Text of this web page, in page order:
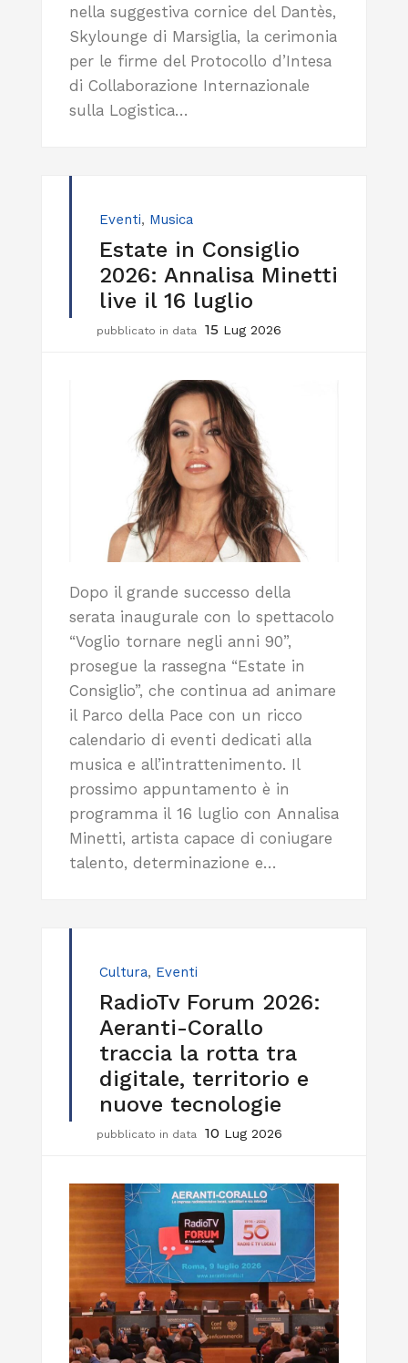
nella suggestiva cornice del Dantès,
Skylounge di Marsiglia, la cerimonia
per le firme del Protocollo d’Intesa
di Collaborazione Internazionale
sulla Logistica…
Eventi, Musica
Estate in Consiglio
2026: Annalisa Minetti
live il 16 luglio
pubblicato in data 15 Lug 2026
Dopo il grande successo della
serata inaugurale con lo spettacolo
“Voglio tornare negli anni 90”,
prosegue la rassegna “Estate in
Consiglio”, che continua ad animare
il Parco della Pace con un ricco
calendario di eventi dedicati alla
musica e all’intrattenimento. Il
prossimo appuntamento è in
programma il 16 luglio con Annalisa
Minetti, artista capace di coniugare
talento, determinazione e…
Cultura, Eventi
RadioTv Forum 2026:
Aeranti-Corallo
traccia la rotta tra
digitale, territorio e
nuove tecnologie
pubblicato in data 10 Lug 2026